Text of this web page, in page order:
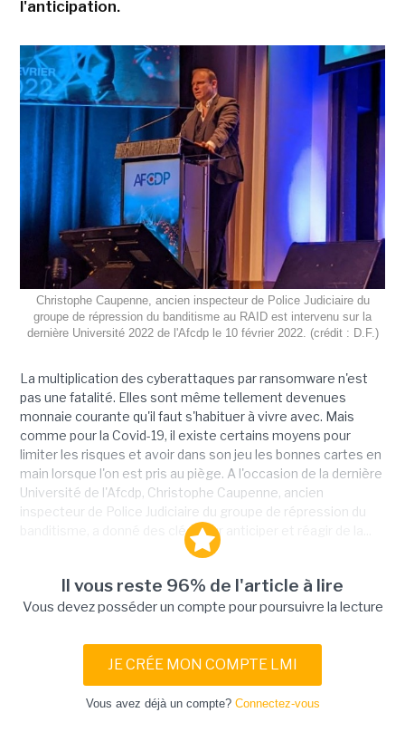
l'anticipation.
Christophe Caupenne, ancien inspecteur de Police Judiciaire du
groupe de répression du banditisme au RAID est intervenu sur la
dernière Université 2022 de l'Afcdp le 10 février 2022. (crédit : D.F.)
La multiplication des cyberattaques par ransomware n'est
pas une fatalité. Elles sont même tellement devenues
monnaie courante qu'il faut s'habituer à vivre avec. Mais
comme pour la Covid-19, il existe certains moyens pour
limiter les risques et avoir dans son jeu les bonnes cartes en
main lorsque l'on est pris au piège. A l'occasion de la dernière
Université de l'Afcdp, Christophe Caupenne, ancien
inspecteur de Police Judiciaire du groupe de répression du
banditisme, a donné des clés pour anticiper et réagir de la...
Il vous reste 96% de l'article à lire
Vous devez posséder un compte pour poursuivre la lecture
JE CRÉE MON COMPTE LMI
Vous avez déjà un compte? Connectez-vous